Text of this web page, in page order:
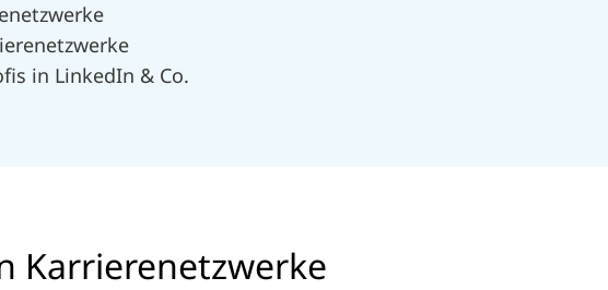
in LinkedIn & Co.
Karrierenetzwerke